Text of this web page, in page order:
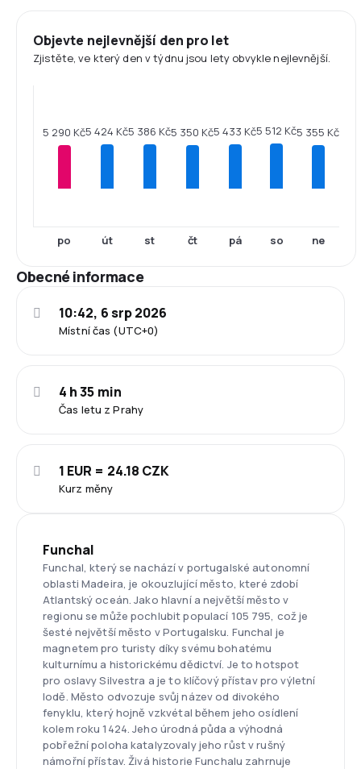
Objevte nejlevnější den pro let
Zjistěte, ve který den v týdnu jsou lety obvykle nejlevnější.
5 290 Kč
po
5 424 Kč
út
5 386 Kč
st
5 350 Kč
čt
5 433 Kč
pá
5 512 Kč
so
5 355 Kč
ne
Obecné informace
Místní čas (UTC+0)
10:42, 6 srp 2026
Čas letu z Prahy
4 h 35 min
Kurz měny
1 EUR = 24.18 CZK
Funchal
Funchal, který se nachází v portugalské autonomní
oblasti Madeira, je okouzlující město, které zdobí
Atlantský oceán. Jako hlavní a největší město v
regionu se může pochlubit populací 105 795, což je
šesté největší město v Portugalsku. Funchal je
magnetem pro turisty díky svému bohatému
kulturnímu a historickému dědictví. Je to hotspot
pro oslavy Silvestra a je to klíčový přístav pro výletní
lodě. Město odvozuje svůj název od divokého
fenyklu, který hojně vzkvétal během jeho osídlení
kolem roku 1424. Jeho úrodná půda a výhodná
pobřežní poloha katalyzovaly jeho růst v rušný
námořní přístav. Živá historie Funchalu zahrnuje